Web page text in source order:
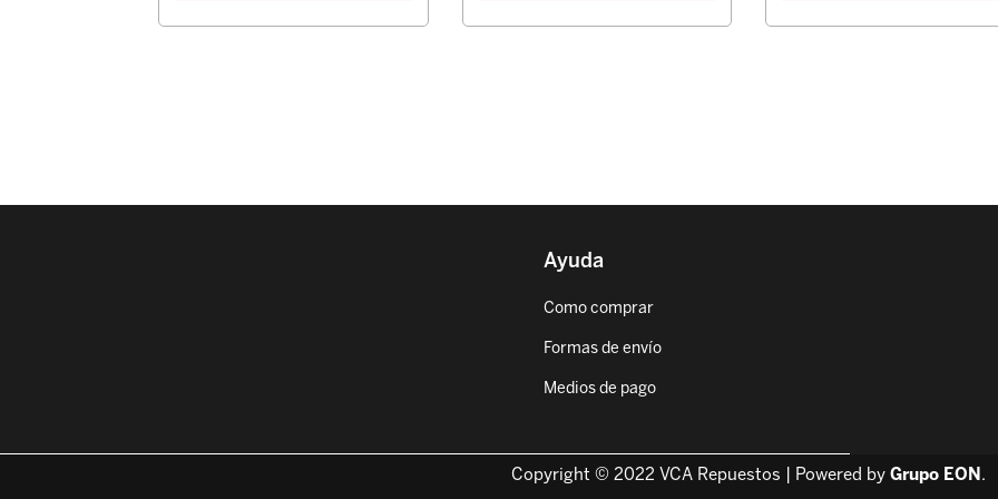
Ayuda
Como comprar
Formas de envío
Medios de pago
Copyright © 2022 VCA Repuestos | Powered by Grupo EON .